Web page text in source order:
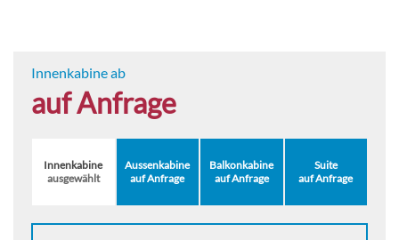
Innenkabine ab
auf Anfrage
Innenkabine
ausgewählt
Aussenkabine
auf Anfrage
Balkonkabine
auf Anfrage
Suite
auf Anfrage